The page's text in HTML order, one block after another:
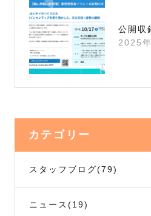
公開収
2025
カテゴリー
スタッフブログ(79)
ニュース (19)